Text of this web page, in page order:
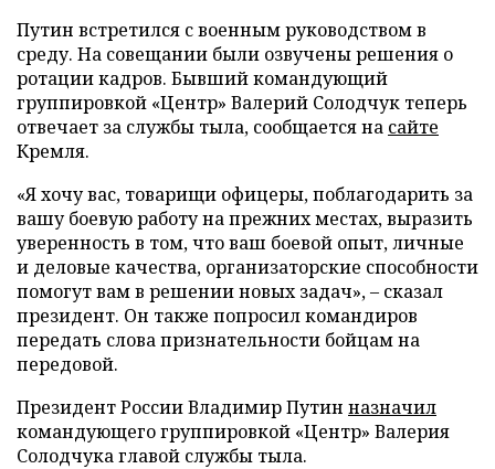
Путин встретился с военным руководством в
среду. На совещании были озвучены решения о
ротации кадров. Бывший командующий
группировкой «Центр» Валерий Солодчук теперь
отвечает за службы тыла, сообщается на сайте
Кремля.
«Я хочу вас, товарищи офицеры, поблагодарить за
вашу боевую работу на прежних местах, выразить
уверенность в том, что ваш боевой опыт, личные
и деловые качества, организаторские способности
помогут вам в решении новых задач», – сказал
президент. Он также попросил командиров
передать слова признательности бойцам на
передовой.
Президент России Владимир Путин назначил
командующего группировкой «Центр» Валерия
Солодчука главой службы тыла.